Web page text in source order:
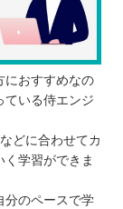
におすすめなの
ている侍エンジ
どに合わせてカ
く学習ができま
分のペースで学